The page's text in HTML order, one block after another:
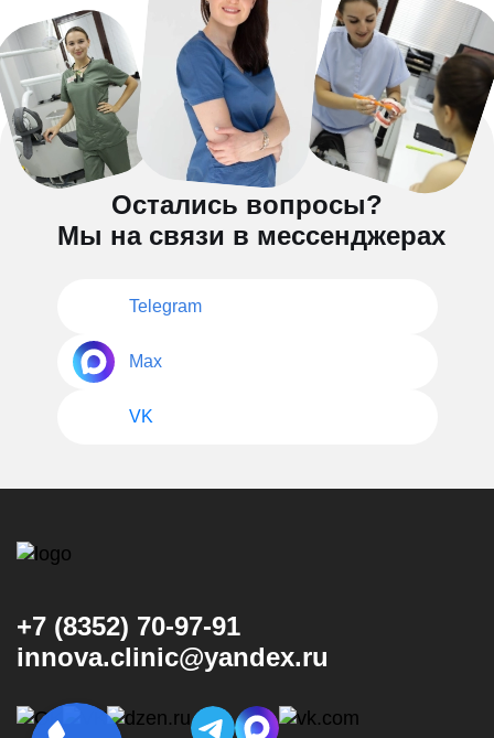
Остались вопросы?
Мы на связи в мессенджерах
Telegram
Max
VK
+7 (8352) 70-97-91
innova.clinic@yandex.ru